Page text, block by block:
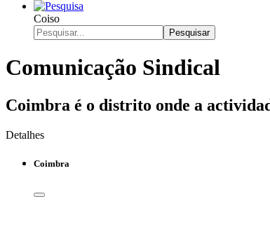
Coiso
Pesquisar
Comunicação Sindical
Coimbra é o distrito onde a
Detalhes
Coimbra